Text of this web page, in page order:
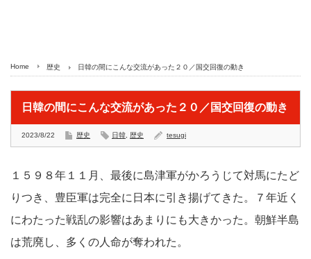
Home 歴史 日韓の間にこんな交流があった２０／国交回復の動き
日韓の間にこんな交流があった２０／国交回復の動き
2023/8/22 歴史 日韓 歴史 tesugi
１５９８年１１月、最後に島津軍がかろうじて対馬にたど
りつき、豊臣軍は完全に日本に引き揚げてきた。７年近く
にわたった戦乱の影響はあまりにも大きかった。朝鮮半島
は荒廃し、多くの人命が奪われた。